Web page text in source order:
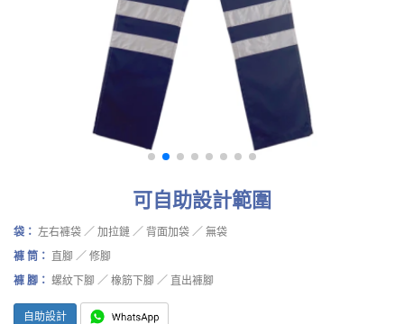
可自助設計範圍
袋： 左右褲袋 ／ 加拉鏈 ／ 背面加袋 ／ 無袋
褲 筒：
直腳 ／ 修腳
褲 腳： 螺紋下腳 ／ 橡筋下腳 ／ 直出褲腳
自助設計